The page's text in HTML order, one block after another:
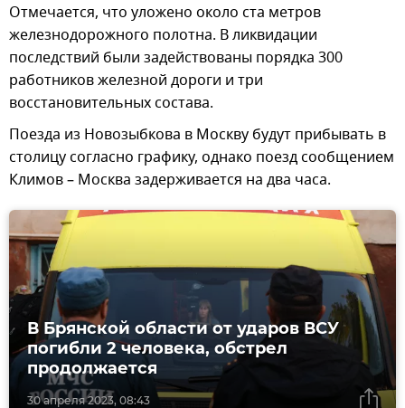
Отмечается, что уложено около ста метров
железнодорожного полотна. В ликвидации
последствий были задействованы порядка 300
работников железной дороги и три
восстановительных состава.
Поезда из Новозыбкова в Москву будут прибывать в
столицу согласно графику, однако поезд сообщением
Климов – Москва задерживается на два часа.
30 апреля 2023, 08:43
В Брянской области от ударов ВСУ
погибли 2 человека, обстрел
продолжается